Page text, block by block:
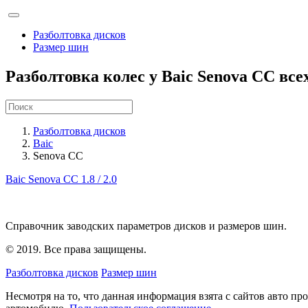
Разболтовка дисков
Размер шин
Разболтовка колес у Baic Senova CC
Разболтовка дисков
Baic
Senova CC
Baic Senova CC 1.8 / 2.0
Справочник заводских параметров дисков и размеров шин.
© 2019. Все права защищены.
Разболтовка дисков Размер шин
Несмотря на то, что данная информация взята с сайтов авто